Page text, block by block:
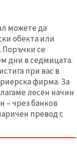
можете да
обекта или
Поръчки се
дни в седмицата.
при вас в
фирма. За
лесен начин
– чрез банков
превод с